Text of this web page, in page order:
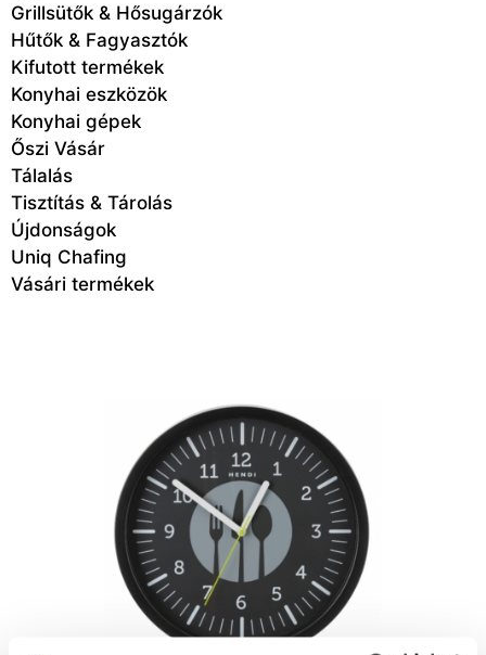
Grillsütők & Hősugárzók
Hűtők & Fagyasztók
Kifutott termékek
Konyhai eszközök
Konyhai gépek
Őszi Vásár
Tálalás
Tisztítás & Tárolás
Újdonságok
Uniq Chafing
Vásári termékek